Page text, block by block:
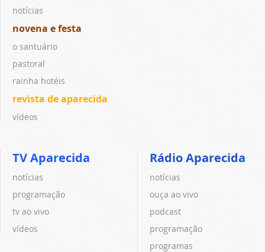
notícias
novena e festa
o santuário
pastoral
rainha hotéis
revista de aparecida
vídeos
TV Aparecida
notícias
programação
tv ao vivo
vídeos
Rádio Aparecida
notícias
ouça ao vivo
podcast
programação
programas